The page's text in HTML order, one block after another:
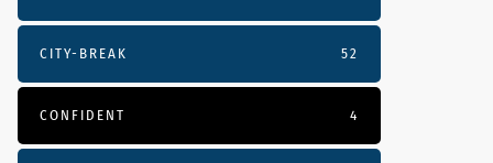
CITY-BREAK 52
CONFIDENT 4